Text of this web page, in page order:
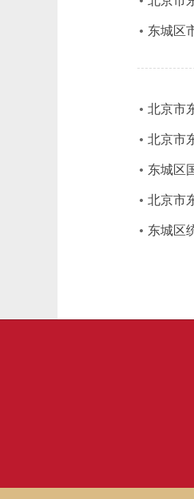
东城区
北京市
北京市
东城区
北京市
东城区